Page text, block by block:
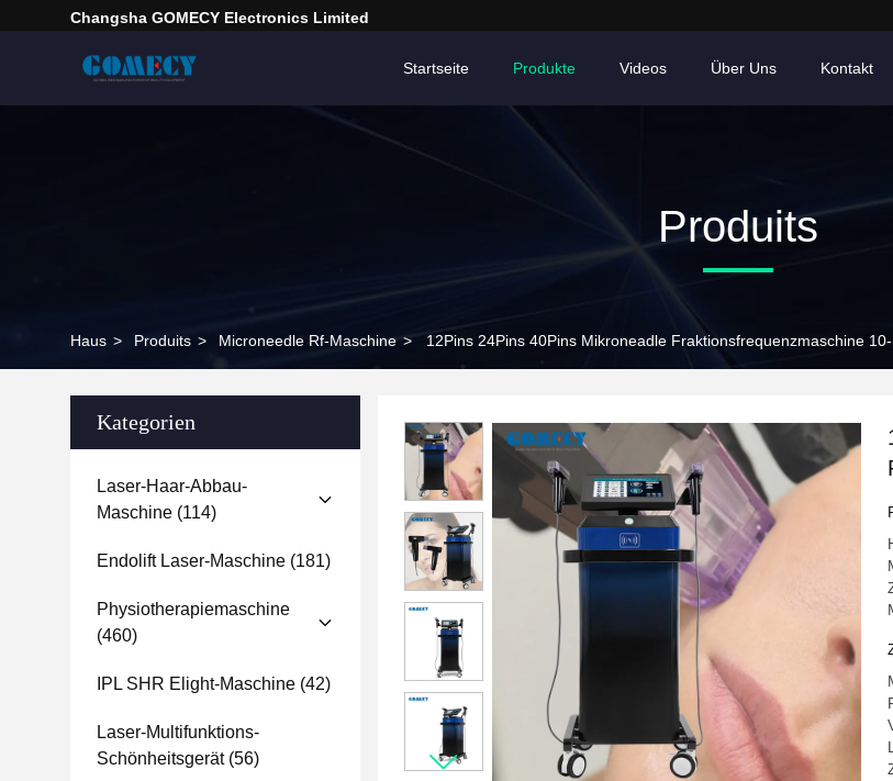
Changsha GOMECY Electronics Limited
Startseite Produkte Videos Über Uns Kontakt
Produits
Haus > Produits > Microneedle Rf-Maschine > 12Pins 24Pins 40Pins Mikroneadle Fraktionsfrequenzmaschine
Kategorien
Laser-Haar-Abbau-
Maschine (114)
Endolift Laser-Maschine (181)
Physiotherapiemaschine
(460)
IPL SHR Elight-Maschine (42)
Laser-Multifunktions-
Schönheitsgerät(56)